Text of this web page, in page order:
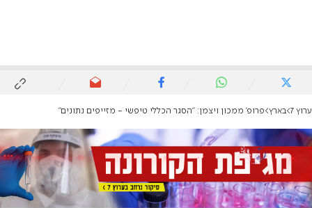
ערוץ 7 בארץ פרופ' ממכון ויצמן: "הסגר הכללי טיפשי - מזייפים נתונים"